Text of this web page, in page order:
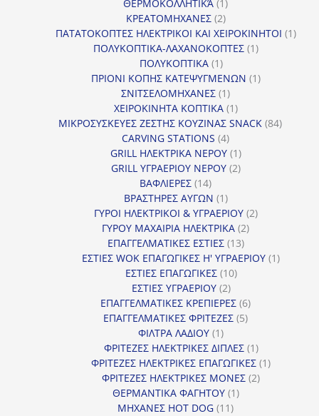
ΘΕΡΜΟΚΟΛΛΗΤΙΚΆ 1
προϊόν
ΚΡΕΑΤΟΜΗΧΑΝΕΣ 22
προϊόντα
ΠΑΤΑΤΟΚΟΠΤΕΣ ΗΛΕΚΤΡΙΚΟΙ ΚΑΙ ΧΕΙΡΟΚΙΝΗΤΟΙ 11
ΠΟΛΥΚΟΠΤΙΚΑ-ΛΑΧΑΝΟΚΟΠΤΕΣ 11
ΠΟΛΥΚΟΠΤΙΚΑ 11
προϊόν
ΠΡΙΟΝΙ ΚΟΠΗΣ ΚΑΤΕΨΥΓΜΕΝΩΝ 11
ΣΝΙΤΣΕΛΟΜΗΧΑΝΕΣ 11
προϊόν
ΧΕΙΡΟΚΙΝΗΤΑ ΚΟΠΤΙΚΑ 11
προϊόν
ΜΙΚΡΟΣΥΣΚΕΥΕΣ ΖΕΣΤΗΣ ΚΟΥΖΙΝΑΣ SNACK 8484
CARVING STATIONS 44
προϊόντα
GRILL ΗΛΕΚΤΡΙΚΑ ΝΕΡΟΥ 11
προϊόν
GRILL ΥΓΡΑΕΡΙΟΥ ΝΕΡΟΥ 22
ΒΑΦΛΙΕΡΕΣ 1414
προϊόντα
ΒΡΑΣΤΗΡΕΣ ΑΥΓΩΝ 11
προϊόν
ΓΥΡΟΙ ΗΛΕΚΤΡΙΚΟΙ & ΥΓΡΑΕΡΙΟΥ 22
ΓΥΡΟΥ ΜΑΧΑΙΡΙΑ ΗΛΕΚΤΡΙΚΑ 22
ΕΠΑΓΓΕΛΜΑΤΙΚΕΣ ΕΣΤΙΕΣ 1313
προϊόντα
ΕΣΤΙΕΣ WOK ΕΠΑΓΩΓΙΚΕΣ Η' ΥΓΡΑΕΡΙΟΥ 11
ΕΣΤΙΕΣ ΕΠΑΓΩΓΙΚΕΣ 1010
ΕΣΤΙΕΣ ΥΓΡΑΕΡΙΟΥ 22
προϊόντα
ΕΠΑΓΓΕΛΜΑΤΙΚΕΣ ΚΡΕΠΙΕΡΕΣ 66
προϊόντα
ΕΠΑΓΓΕΛΜΑΤΙΚΕΣ ΦΡΙΤΕΖΕΣ 55
ΦΙΛΤΡΑ ΛΑΔΙΟΥ 11
προϊόν
ΦΡΙΤΕΖΕΣ ΗΛΕΚΤΡΙΚΕΣ ΔΙΠΛΕΣ 11
προϊόν
ΦΡΙΤΕΖΕΣ ΗΛΕΚΤΡΙΚΕΣ ΕΠΑΓΩΓΙΚΕΣ 11
ΦΡΙΤΕΖΕΣ ΗΛΕΚΤΡΙΚΕΣ ΜΟΝΕΣ 22
ΘΕΡΜΑΝΤΙΚΑ ΦΑΓΗΤΟΥ 11
ΜΗΧΑΝΕΣ HOT DOG 1111